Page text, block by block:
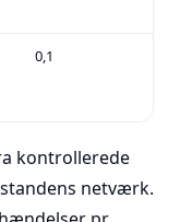
0,1
kontrollerede
netværk.